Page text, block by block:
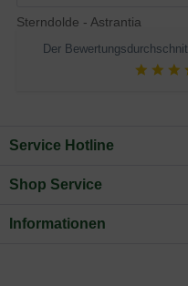
Sterndolde - Astrantia
Der
Service Hotline
Shop Service
Informationen